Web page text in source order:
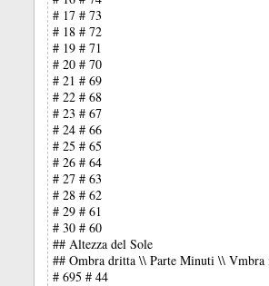
# 17 # 73
# 18 # 72
# 19 # 71
# 20 # 70
# 21 # 69
# 22 # 68
# 23 # 67
# 24 # 66
# 25 # 65
# 26 # 64
# 27 # 63
# 28 # 62
# 29 # 61
# 30 # 60
## Altezza del Sole
## Ombra dritta \\ Parte Minuti \\ Vmbra
# 695 # 44